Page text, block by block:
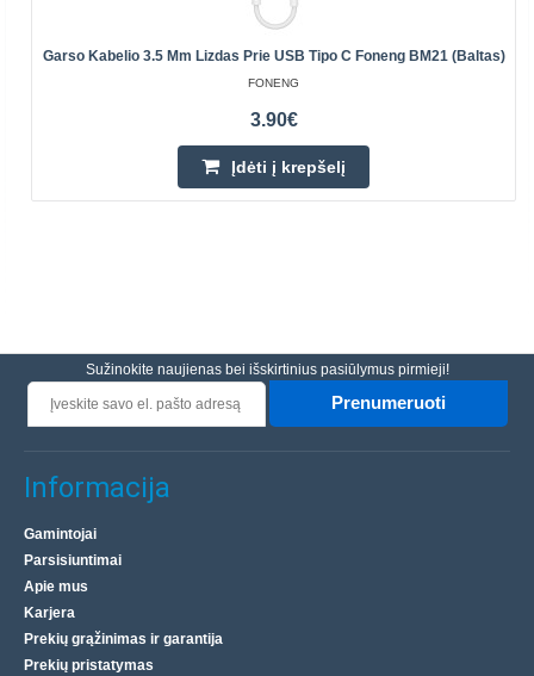
Garso Kabelio 3.5 Mm Lizdas Prie USB Tipo C Foneng BM21 (baltas)
FONENG
3.90€
Įdėti į krepšelį
Sužinokite naujienas bei išskirtinius pasiūlymus pirmieji!
Prenumeruoti
Informacija
Gamintojai
Parsisiuntimai
Apie mus
Karjera
Prekių grąžinimas ir garantija
Prekių pristatymas